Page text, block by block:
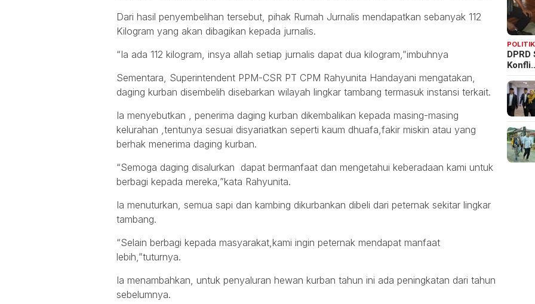
Dari hasil penyembelihan tersebut, pihak Rumah Jurnalis mendapatkan sebanyak 112
Kilogram yang akan dibagikan kepada jurnalis.
“Ia ada 112 kilogram, insya allah setiap jurnalis dapat dua kilogram,”imbuhnya
Sementara, Superintendent PPM-CSR PT CPM Rahyunita Handayani mengatakan,
daging kurban disembelih disebarkan wilayah lingkar tambang termasuk instansi terkait.
Ia menyebutkan , penerima daging kurban dikembalikan kepada masing-masing
kelurahan ,tentunya sesuai disyariatkan seperti kaum dhuafa,fakir miskin atau yang
berhak menerima daging kurban.
“Semoga daging disalurkan dapat bermanfaat dan mengetahui keberadaan kami untuk
berbagi kepada mereka,”kata Rahyunita.
Ia menuturkan, semua sapi dan kambing dikurbankan dibeli dari peternak sekitar lingkar
tambang.
“Selain berbagi kepada masyarakat,kami ingin peternak mendapat manfaat
lebih,”tuturnya.
Ia menambahkan, untuk penyaluran hewan kurban tahun ini ada peningkatan dari tahun
sebelumnya.
POLITIK